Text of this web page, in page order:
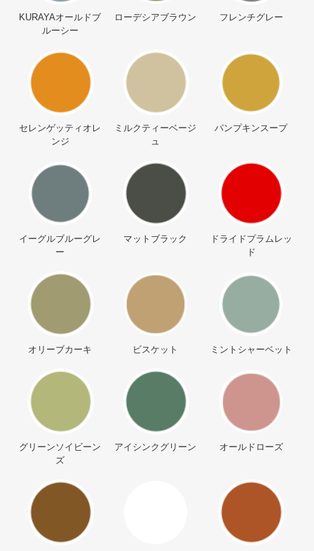
KURAYAオールドブ
ルーシー
ローデシアブラウン フレンチグレー
セレンゲッティオレ
ンジ
ミルクティーベージ
ュ
パンプキンスープ
イーグルブルーグレ
ー
マットブラック
ドライドプラムレッ
ド
オリーブカーキ ビスケット ミントシャーベット
グリーンソイビーン
ズ
アイシンクグリーン オールドローズ